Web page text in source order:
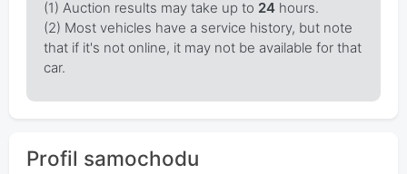
(1) Auction results may take up to 24hours.
(2) Most vehicles have a service history, but note
that if it's not online, it may not be available for that
car.
Profil samochodu